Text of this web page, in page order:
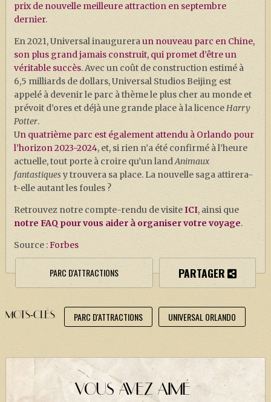
prix de nouvelle meilleure attraction en septembre
dernier.
En 2021, Universal inaugureraun nouveau parc en Chine,
son plus grand jamais construit, qui promet d’être un
véritable succès. Avec un coût de construction estimé à
6,5 milliards de dollars, Universal Studios Beijing est
appelé à devenir le parc à thème le plus cher au monde et
prévoit d’ores et déjà une grande place à la licenceHarry
Potter.
Un quatrième parc est également attendu à Orlando pour
l’horizon 2023-2024, et, si rien n’a été confirmé à l’heure
actuelle, tout porte à croire qu’un landAnimaux
fantastiquesy trouvera sa place. La nouvelle saga attirera-
t-elle autant les foules ?
Retrouvez notre compte-rendu de visiteICI, ainsi que
notre FAQ pour vous aider à organiser votre voyage.
Source :Forbes
PARC D'ATTRACTIONS PARTAGER
MOTS-CLÉS PARC D'ATTRACTIONS UNIVERSAL ORLANDO
VOUS AVEZ AIMÉ